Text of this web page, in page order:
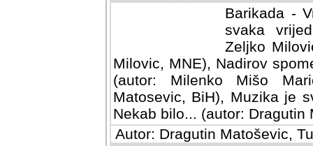
Barikada -
svaka
Milovic,
MNE), Nadirov spomenar
Milenko Mišo Maric, UK),
Muzika je svirala (autor:
(autor: Dragutin Matosevic,
Autor: Dragutin Matoševic,